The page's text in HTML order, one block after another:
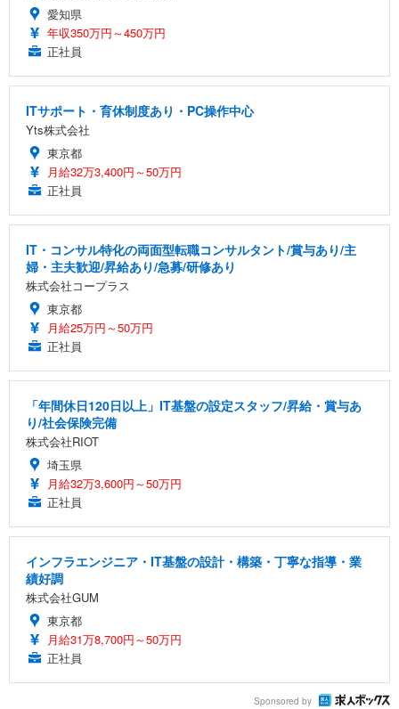
愛知県
年収350万円～450万円
正社員
ITサポート・育休制度あり・PC操作中心
Yts株式会社
東京都
月給32万3,400円～50万円
正社員
IT・コンサル特化の両面型転職コンサルタント/賞与あり/主
婦・主夫歓迎/昇給あり/急募/研修あり
株式会社コープラス
東京都
月給25万円～50万円
正社員
「年間休日120日以上」IT基盤の設定スタッフ/昇給・賞与あ
り/社会保険完備
株式会社RIOT
埼玉県
月給32万3,600円～50万円
正社員
インフラエンジニア・IT基盤の設計・構築・丁寧な指導・業
績好調
株式会社GUM
東京都
月給31万8,700円～50万円
正社員
Sponsored by